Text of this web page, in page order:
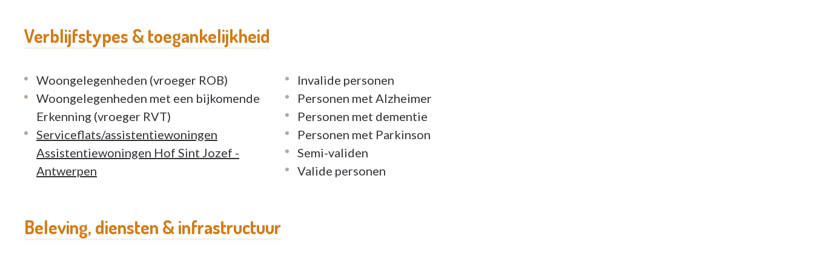
03 343 65 00
Verblijfstypes & toegankelijkheid
Woongelegenheden (vroeger ROB)
Woongelegenheden met een bijkomende
Erkenning (vroeger RVT)
Serviceflats/assistentiewoningen
Assistentiewoningen Hof Sint Jozef -
Antwerpen
Invalide personen
Personen met Alzheimer
Personen met dementie
Personen met Parkinson
Semi-validen
Valide personen
Beleving, diensten & infrastructuur